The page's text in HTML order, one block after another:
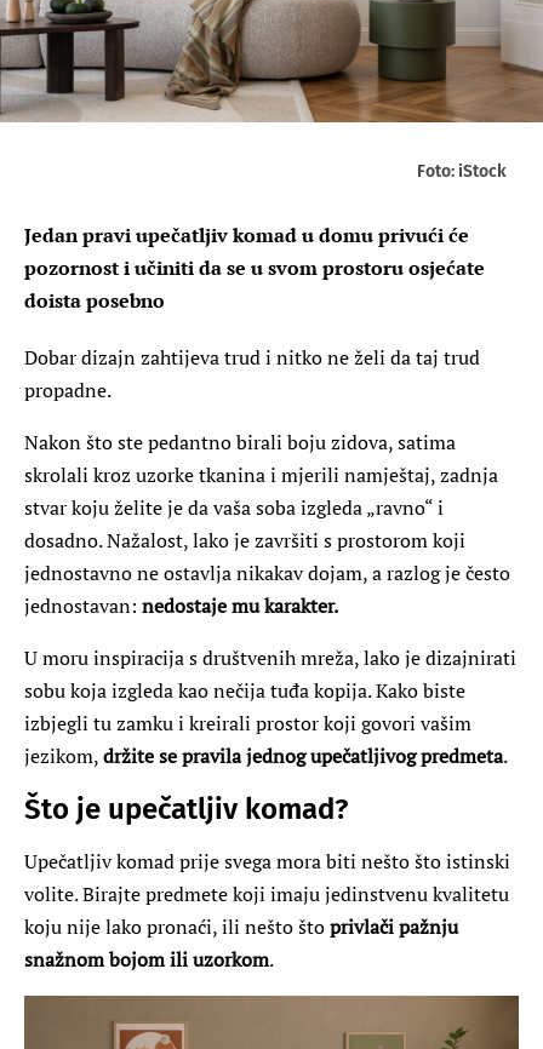
Foto: iStock
Jedan pravi upečatljiv komad u domu privući će
pozornost i učiniti da se u svom prostoru osjećate
doista posebno
Dobar dizajn zahtijeva trud i nitko ne želi da taj trud
propadne.
Nakon što ste pedantno birali boju zidova, satima
skrolali kroz uzorke tkanina i mjerili namještaj, zadnja
stvar koju želite je da vaša soba izgleda „ravno“ i
dosadno. Nažalost, lako je završiti s prostorom koji
jednostavno ne ostavlja nikakav dojam, a razlog je često
jednostavan: nedostaje mu karakter.
U moru inspiracija s društvenih mreža, lako je dizajnirati
sobu koja izgleda kao nečija tuđa kopija. Kako biste
izbjegli tu zamku i kreirali prostor koji govori vašim
jezikom,držite se pravila jednog upečatljivog predmeta.
Što je upečatljiv komad?
Upečatljiv komad prije svega mora biti nešto što istinski
volite. Birajte predmete koji imaju jedinstvenu kvalitetu
koju nije lako pronaći, ili nešto štoprivlači pažnju
snažnom bojom ili uzorkom.